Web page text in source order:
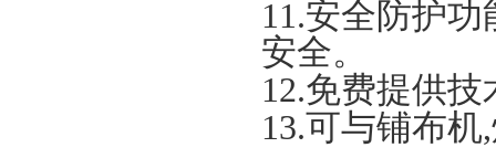
11.安全防护功
安全。
12.免费提供技
13.可与铺布机,